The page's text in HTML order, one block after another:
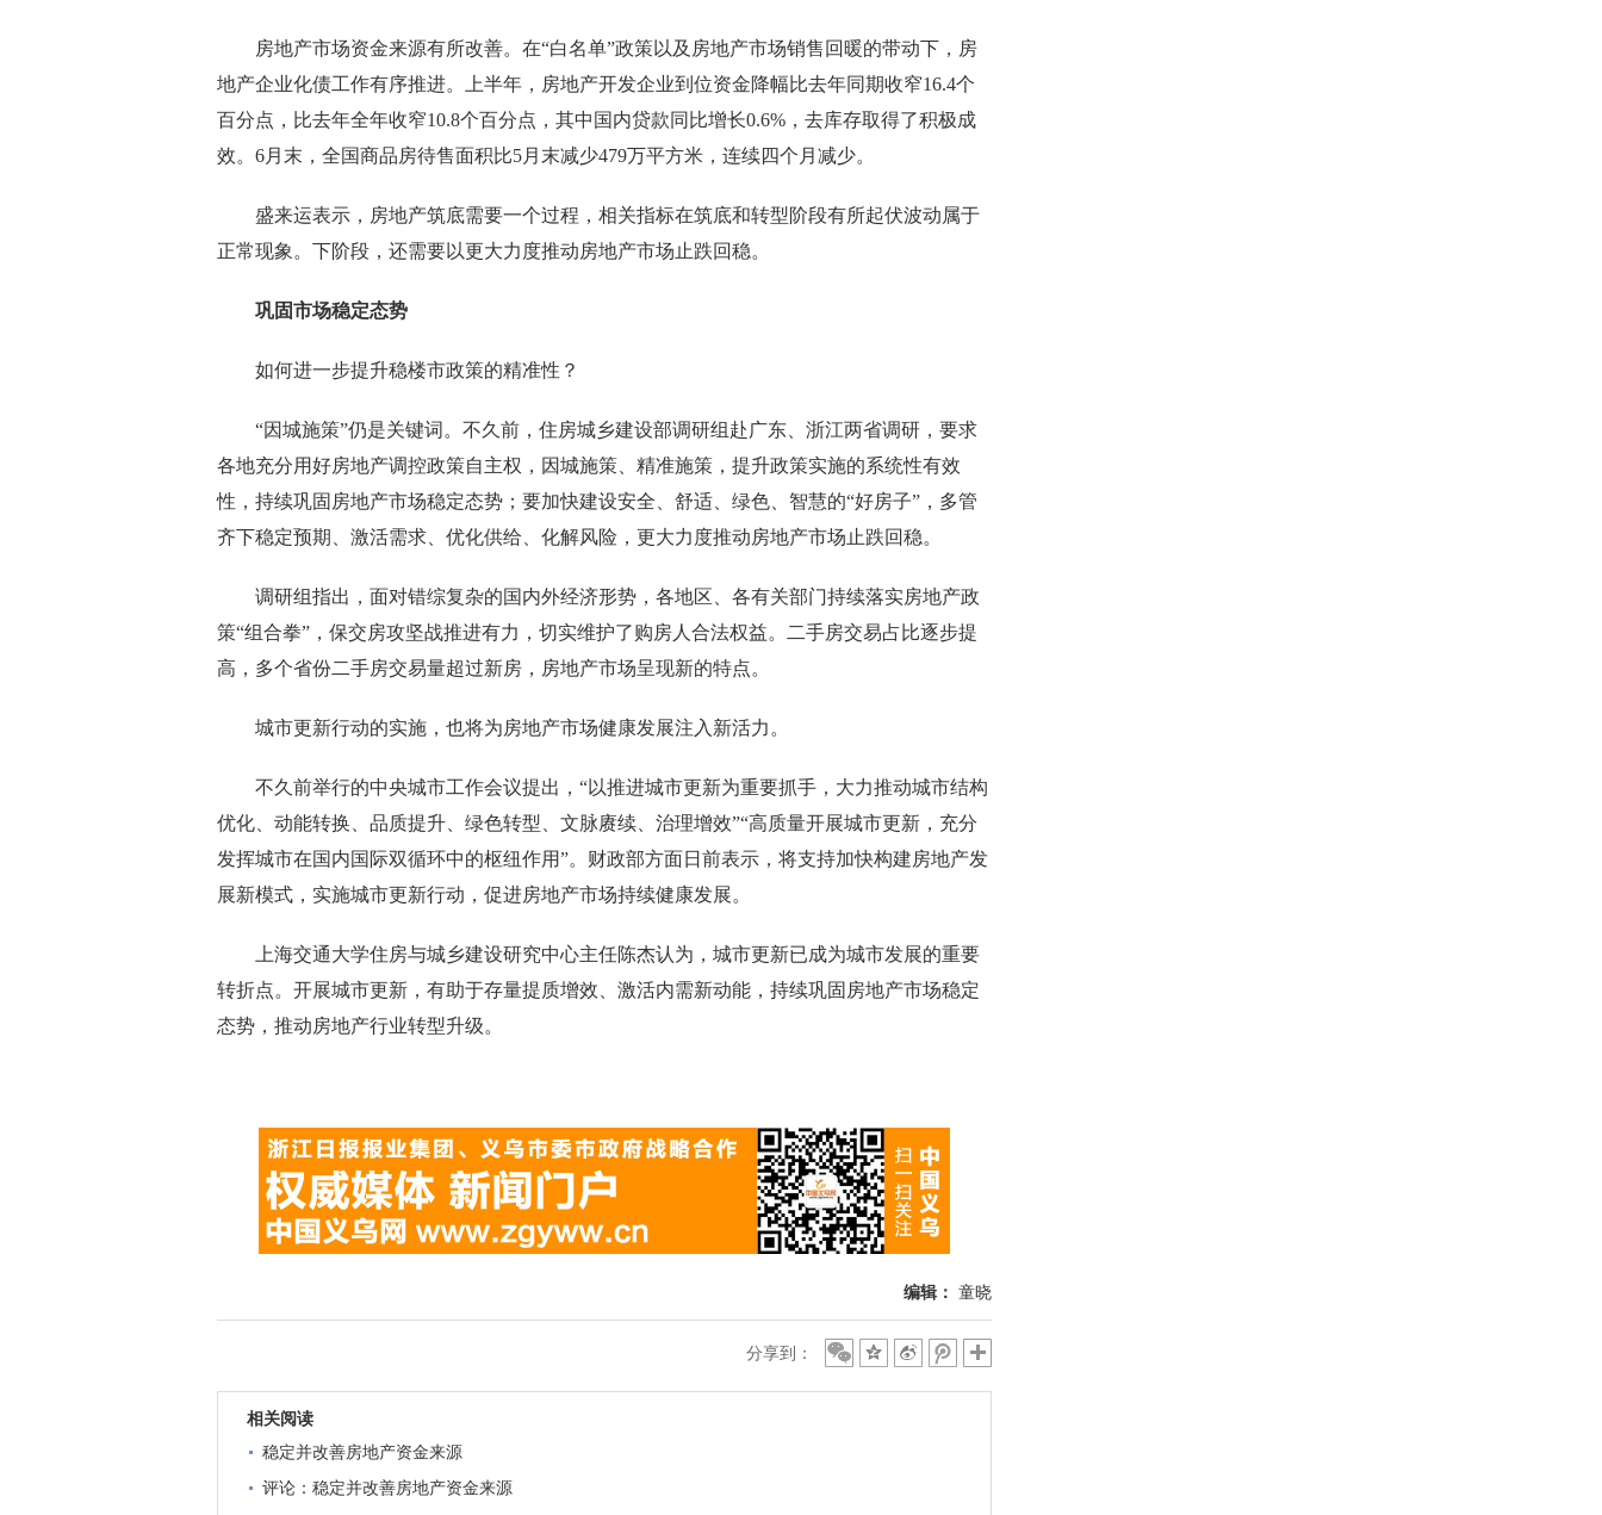
房地产市场资金来源有所改善。在“白名单”政策以及房地产市场销售回暖的带动下，房
地产企业化债工作有序推进。上半年，房地产开发企业到位资金降幅比去年同期收窄16.4个
百分点，比去年全年收窄10.8个百分点，其中国内贷款同比增长0.6%，去库存取得了积极成
效。6月末，全国商品房待售面积比5月末减少479万平方米，连续四个月减少。
盛来运表示，房地产筑底需要一个过程，相关指标在筑底和转型阶段有所起伏波动属于
正常现象。下阶段，还需要以更大力度推动房地产市场止跌回稳。
巩固市场稳定态势
如何进一步提升稳楼市政策的精准性？
“因城施策”仍是关键词。不久前，住房城乡建设部调研组赴广东、浙江两省调研，要求
各地充分用好房地产调控政策自主权，因城施策、精准施策，提升政策实施的系统性有效
性，持续巩固房地产市场稳定态势；要加快建设安全、舒适、绿色、智慧的“好房子”，多管
齐下稳定预期、激活需求、优化供给、化解风险，更大力度推动房地产市场止跌回稳。
调研组指出，面对错综复杂的国内外经济形势，各地区、各有关部门持续落实房地产政
策“组合拳”，保交房攻坚战推进有力，切实维护了购房人合法权益。二手房交易占比逐步提
高，多个省份二手房交易量超过新房，房地产市场呈现新的特点。
城市更新行动的实施，也将为房地产市场健康发展注入新活力。
不久前举行的中央城市工作会议提出，“以推进城市更新为重要抓手，大力推动城市结构
优化、动能转换、品质提升、绿色转型、文脉赓续、治理增效”“高质量开展城市更新，充分
发挥城市在国内国际双循环中的枢纽作用”。财政部方面日前表示，将支持加快构建房地产发
展新模式，实施城市更新行动，促进房地产市场持续健康发展。
上海交通大学住房与城乡建设研究中心主任陈杰认为，城市更新已成为城市发展的重要
转折点。开展城市更新，有助于存量提质增效、激活内需新动能，持续巩固房地产市场稳定
态势，推动房地产行业转型升级。
编辑： 童晓
分享到：
相关阅读
稳定并改善房地产资金来源
评论：稳定并改善房地产资金来源